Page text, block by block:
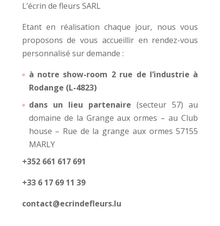
L’écrin de fleurs SARL
Etant en réalisation chaque jour, nous vous
proposons de vous accueillir en rendez-vous
personnalisé sur demande :
à notre show-room 2 rue de l’industrie à
Rodange (L-4823)
dans un lieu partenaire (secteur 57) au
domaine de la Grange aux ormes – au Club
house – Rue de la grange aux ormes 57155
MARLY
+352 661 617 691
+33 6 17 69 11 39
contact@ecrindefleurs.lu